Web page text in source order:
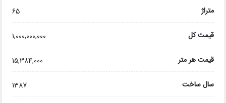
متراژ 65
قیمت کل 1,000,000,000
قیمت هر متر 15,384,000
سال ساخت 1387